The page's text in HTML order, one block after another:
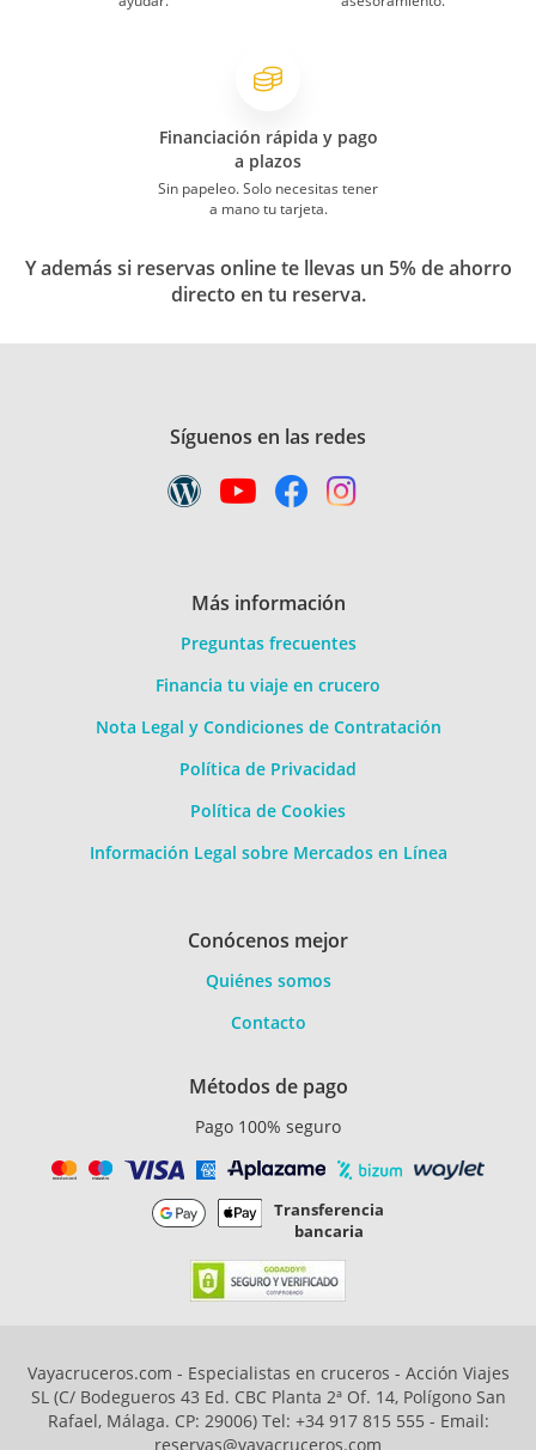
Financiación rápida y pago
a plazos
Sin papeleo. Solo necesitas tener
a mano tu tarjeta.
Y además si reservas online te llevas un 5% de ahorro
directo en tu reserva.
Síguenos en las redes
Más información
Preguntas frecuentes
Financia tu viaje en crucero
Nota Legal y Condiciones de Contratación
Política de Privacidad
Política de Cookies
Información Legal sobre Mercados en Línea
Conócenos mejor
Quiénes somos
Contacto
Métodos de pago
Pago 100% seguro
Transferencia
bancaria
Vayacruceros.com - Especialistas en cruceros - Acción Viajes
SL (C/ Bodegueros 43 Ed. CBC Planta 2ª Of. 14, Polígono San
Rafael, Málaga. CP: 29006) Tel: +34 917 815 555 - Email:
reservas@vayacruceros.com